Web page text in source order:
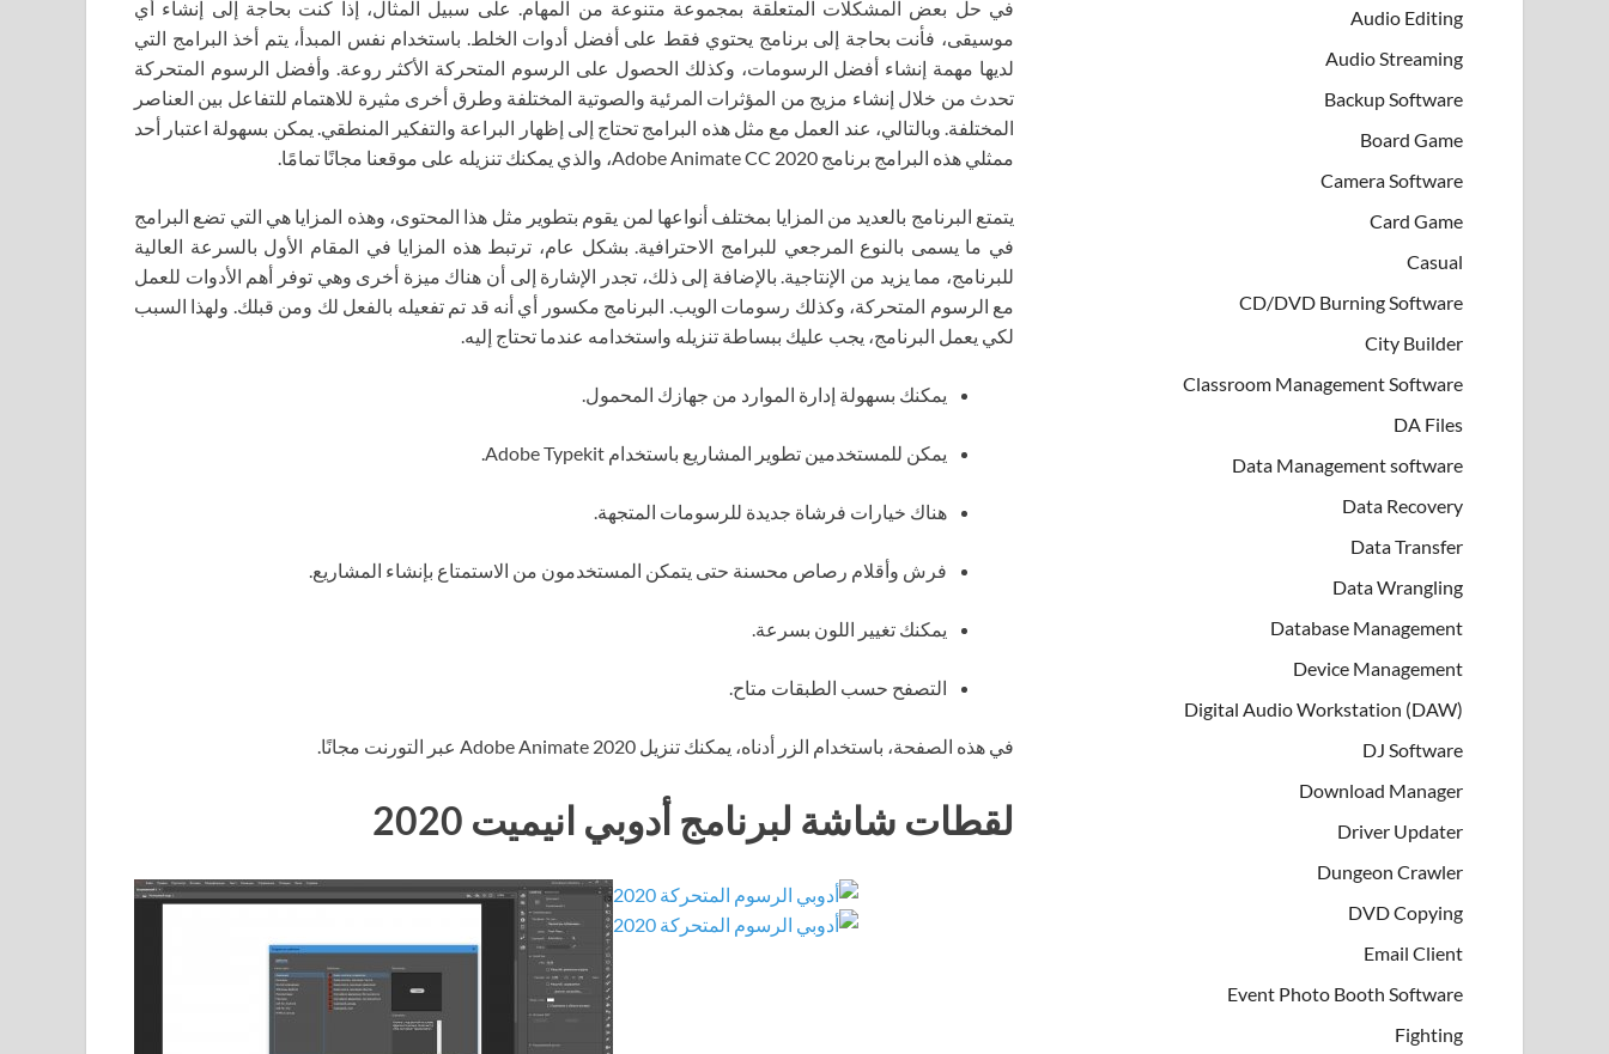
في حل بعض المشكلات المتعلقة بمجموعة متنوعة من المهام. على سبيل المثال، إذا كنت بحاجة إلى إنشاء أي
موسيقى، فأنت بحاجة إلى برنامج يحتوي فقط على أفضل أدوات الخلط. باستخدام نفس المبدأ، يتم أخذ البرامج التي
لديها مهمة إنشاء أفضل الرسومات، وكذلك الحصول على الرسوم المتحركة الأكثر روعة. وأفضل الرسوم المتحركة
تحدث من خلال إنشاء مزيج من المؤثرات المرئية والصوتية المختلفة وطرق أخرى مثيرة للاهتمام للتفاعل بين العناصر
المختلفة. وبالتالي، عند العمل مع مثل هذه البرامج تحتاج إلى إظهار البراعة والتفكير المنطقي. يمكن بسهولة اعتبار أحد
ممثلي هذه البرامج برنامج Adobe Animate CC 2020، والذي يمكنك تنزيله على موقعنا مجانًا تمامًا.
يتمتع البرنامج بالعديد من المزايا بمختلف أنواعها لمن يقوم بتطوير مثل هذا المحتوى، وهذه المزايا هي التي تضع البرامج
في ما يسمى بالنوع المرجعي للبرامج الاحترافية. بشكل عام، ترتبط هذه المزايا في المقام الأول بالسرعة العالية
للبرنامج، مما يزيد من الإنتاجية. بالإضافة إلى ذلك، تجدر الإشارة إلى أن هناك ميزة أخرى وهي توفر أهم الأدوات للعمل
مع الرسوم المتحركة، وكذلك رسومات الويب. البرنامج مكسور أي أنه قد تم تفعيله بالفعل لك ومن قبلك. ولهذا السبب
لكي يعمل البرنامج، يجب عليك ببساطة تنزيله واستخدامه عندما تحتاج إليه.
يمكنك بسهولة إدارة الموارد من جهازك المحمول.
يمكن للمستخدمين تطوير المشاريع باستخدام Adobe Typekit.
هناك خيارات فرشاة جديدة للرسومات المتجهة.
فرش وأقلام رصاص محسنة حتى يتمكن المستخدمون من الاستمتاع بإنشاء المشاريع.
يمكنك تغيير اللون بسرعة.
التصفح حسب الطبقات متاح.
في هذه الصفحة، باستخدام الزر أدناه، يمكنك تنزيل Adobe Animate 2020 عبر التورنت مجانًا.
لقطات شاشة لبرنامج أدوبي انيميت 2020
Audio Editing
Audio Streaming
Backup Software
Board Game
Camera Software
Card Game
Casual
CD/DVD Burning Software
City Builder
Classroom Management Software
DA Files
Data Management software
Data Recovery
Data Transfer
Data Wrangling
Database Management
Device Management
Digital Audio Workstation (DAW)
DJ Software
Download Manager
Driver Updater
Dungeon Crawler
DVD Copying
Email Client
Event Photo Booth Software
Fighting